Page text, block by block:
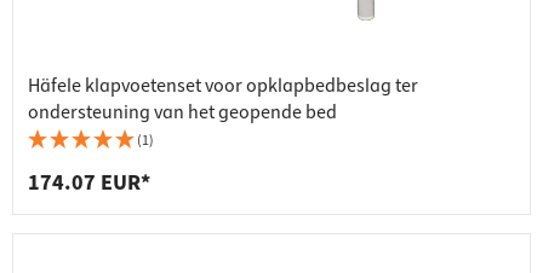
Häfele klapvoetenset voor opklapbedbeslag ter
ondersteuning van het geopende bed
(1)
174.07 EUR*